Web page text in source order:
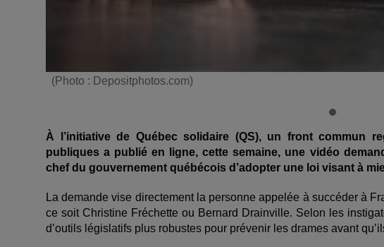
(Photo : Depositphotos.com)
À l’initiative de Québec solidaire (QS), un front commun
publiques a publié en ligne, cette semaine, une vidéo
chef du gouvernement québécois d’adopter une loi visant à
La demande vise directement la personne appelée à succéder à
ce soit Christine Fréchette ou Bernard Drainville. Selon les
d’outils législatifs plus robustes pour prévenir les drames avant